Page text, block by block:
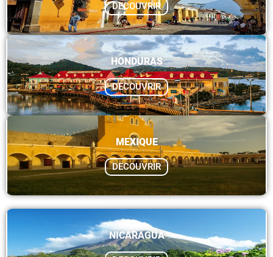
DECOUVRIR
HONDURAS
DECOUVRIR
MEXIQUE
DECOUVRIR
NICARAGUA